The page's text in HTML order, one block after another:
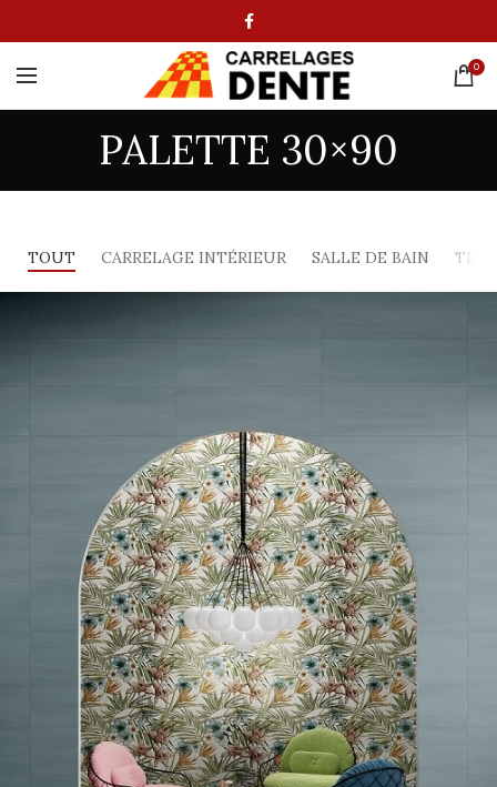
0
PALETTE 30×90
TOUT CARRELAGE INTÉRIEUR SALLE DE BAIN